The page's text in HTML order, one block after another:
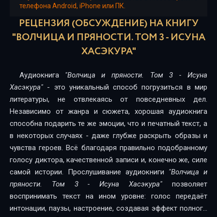
17 Волчица и пряности V03 - Глава 03 02
18 Волчица и пряности V03 - Глава 03 03
19 Волчица и пряности V03 - Глава 03 04
20 Волчица и пряности V03 - Глава 03 05
21 Волчица и пряности V03 - Глава 03 06
22 Волчица и пряности V03 - Глава 03 07
23 Волчица и пряности V03 - Глава 03 08
25 Волчица и пряности V03 - Глава 04 01
телефона Android, iPhone или ПК.
РЕЦЕНЗИЯ (ОБСУЖДЕНИЕ) НА КНИГУ
"ВОЛЧИЦА И ПРЯНОСТИ. ТОМ 3 - ИСУНА
ХАСЭКУРА"
Аудиокнига "Волчица и пряности. Том 3 - Исуна
Хасэкура" - это уникальный способ погрузиться в мир
литературы, не отвлекаясь от повседневных дел.
Независимо от жанра и сюжета, хорошая аудиокнига
способна подарить те же эмоции, что и печатный текст, а
в некоторых случаях - даже глубже раскрыть образы и
чувства героев. Всё благодаря правильно подобранному
голосу диктора, качественной записи и, конечно же, силе
самой истории. Прослушивание аудиокниги "Волчица и
пряности. Том 3 - Исуна Хасэкура" позволяет
воспринимать текст на ином уровне: голос передаёт
интонации, паузы, настроение, создавая эффект полного